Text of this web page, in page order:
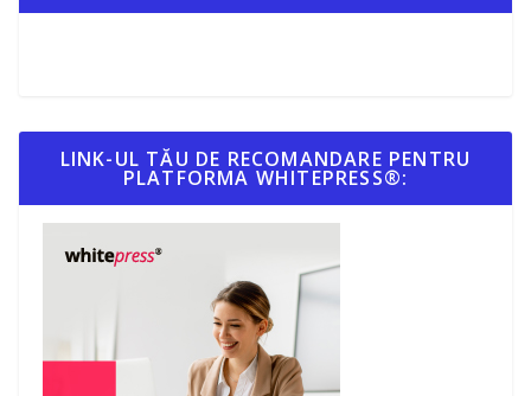
LINK-UL TĂU DE RECOMANDARE PENTRU
PLATFORMA WHITEPRESS®: